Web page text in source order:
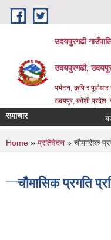
Skip to main content
उदयपुरगढी
उदयपुरगढी,
पर्यटन, कृषि र
उदयपुर, काेशी प्रदेश,
समाचार
You are here
Home » प्रतिवेदन » चौमासिक
चौमासिक प्रगति